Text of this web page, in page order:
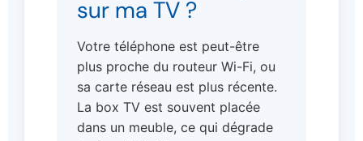
sur ma TV ?
Votre téléphone est peut-être
plus proche du routeur Wi-Fi, ou
sa carte réseau est plus récente.
La box TV est souvent placée
dans un meuble, ce qui dégrade